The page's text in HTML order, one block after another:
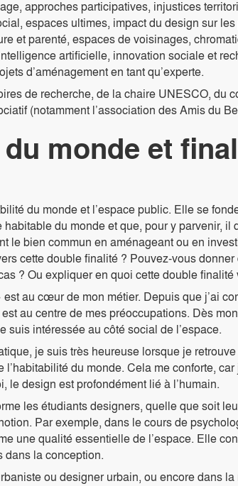
approches participatives, injustices
espaces ultimes, impact du design sur
et parenté, espaces de voisinages,
artificielle, innovation sociale et
d’aménagement en tant qu’experte.
de recherche, de la chaire UNESCO, du
(notamment l’association des Amis du
monde et
du monde et l’espace public. Elle se
du monde et que, pour y parvenir, il
le bien commun en aménageant ou en
cette double finalité ? Pouvez-vous
? Ou expliquer en quoi cette double
au cœur de mon métier. Depuis que j’ai
au centre de mes préoccupations. Dès
suis intéressée au côté social de l’espace.
je suis très heureuse lorsque je
du monde. Cela me conforte,
le design est profondément lié à l’humain.
les étudiants designers, quelle que soit
Par exemple, dans le cours de
une qualité essentielle de l’espace. Elle
dans la conception.
ou designer urbain, ou encore dans